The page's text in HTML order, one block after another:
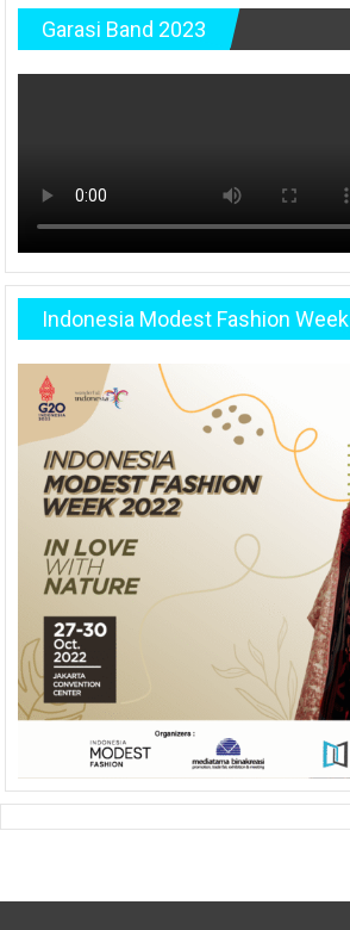
Garasi Band 2023
Indonesia Modest Fashion Week